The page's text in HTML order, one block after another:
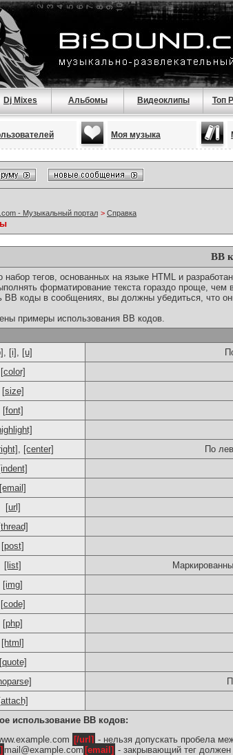
Dj Mixes Альбомы Видеоклипы Топ
Моя музыка
- Музыкальный портал > Справка
BB
набор тегов, основанных на языке HTML и
форматирование текста гораздо проще,
BB коды в сообщениях, вы должны убедиться, что
примеры использования BB кодов.
, [i] , [u]
[color]
[size]
[font]
, [center]
По
[indent]
[email]
[url]
[thread]
[post]
[list]
[img]
[code]
[php]
[html]
[quote]
[attach]
использование BB кодов:
[/url] - нельзя допускать пробела
mail@example.com [email] - закрывающий тег